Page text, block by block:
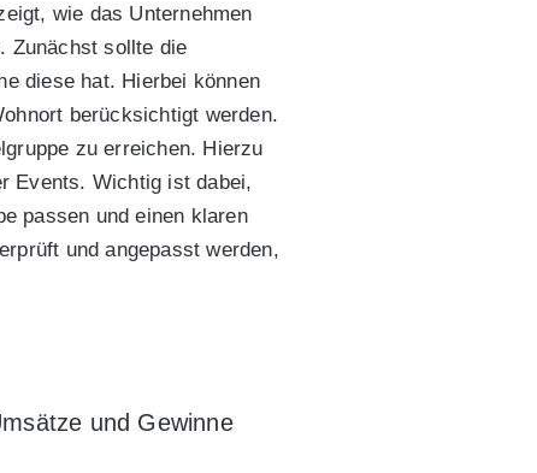
wie das Unternehmen
Zunächst sollte die
diese hat. Hierbei können
berücksichtigt werden.
zu erreichen. Hierzu
Events. Wichtig ist dabei,
passen und einen klaren
und angepasst werden,
und Gewinne